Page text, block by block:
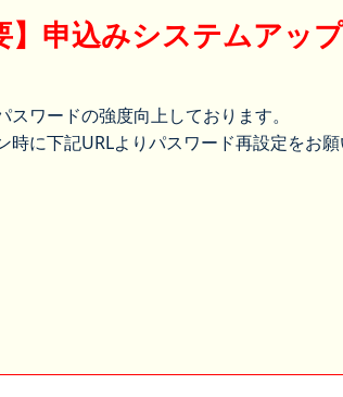
】申込みシステムアッ
ワードの強度向上しております。
に下記URLよりパスワード再設定をお願